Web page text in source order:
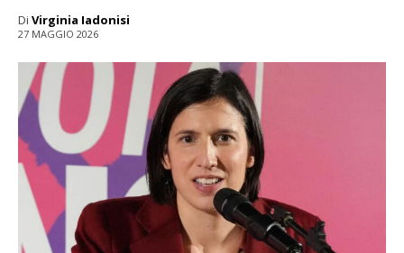
Di Virginia Iadonisi
27 MAGGIO 2026